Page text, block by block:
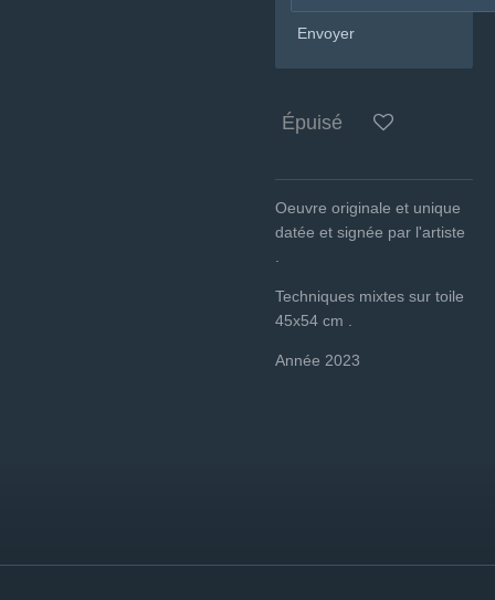
Envoyer
Épuisé
Oeuvre originale et unique
datée et signée par l'artiste
Techniques mixtes sur toile
45x54 cm .
Année 2023